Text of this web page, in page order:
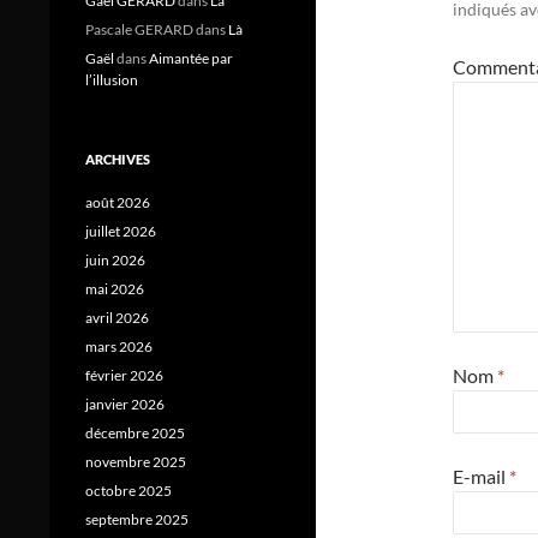
indiqués
Nom *
E-mail *
Pascale GERARDdans Là
Gaël dansAimantée par
l’illusion
ARCHIVES
août 2026
juillet 2026
juin 2026
mai 2026
avril 2026
mars 2026
février 2026
janvier 2026
décembre 2025
novembre 2025
octobre 2025
septembre 2025